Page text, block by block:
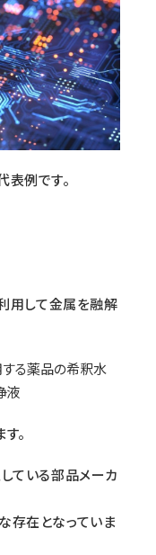
例です。
用して金属を融解
る薬品の希釈水
液
。
ている部品メーカ
存在となっていま